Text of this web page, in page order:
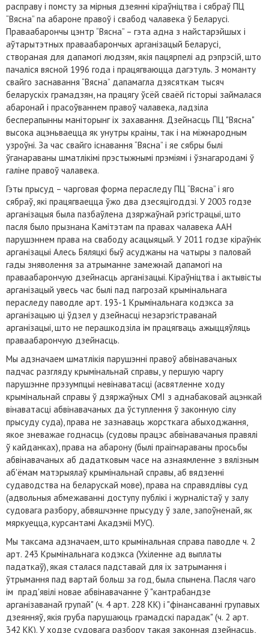
расправу і помсту за мірныя дзеянні кіраўніцтва і сябраў ПЦ
“Вясна” па абароне правоў і свабод чалавека ў Беларусі.
Праваабарончы цэнтр “Вясна” – гэта адна з найстарэйшых і
аўтарытэтных праваабарончых арганізацый Беларусі,
створаная для дапамогі людзям, якія пацярпелі ад рэпрэсій, што
пачаліся вясной 1996 года і працягваюцца дагэтуль. З моманту
свайго заснавання “Вясна” дапамагла дзясяткам тысяч
беларускіх грамадзян, на працягу ўсёй сваёй гісторыі займалася
абаронай і прасоўваннем правоў чалавека, ладзіла
бесперапынны маніторынг іх захавання. Дзейнасць ПЦ "Вясна"
высока ацэньваецца як унутры краіны, так і на міжнародным
узроўні. За час свайго існавання “Вясна” і яе сябры былі
ўганараваны шматлікімі прэстыжнымі прэміямі і ўзнагародамі ў
галіне правоў чалавека.
Гэты прысуд – чарговая форма пераследу ПЦ “Вясна” і яго
сябраў, які працягваецца ўжо два дзесяцігоддзі. У 2003 годзе
арганізацыя была пазбаўлена дзяржаўнай рэгістрацыі, што
пасля было прызнана Камітэтам па правах чалавека ААН
парушэннем права на свабоду асацыяцый. У 2011 годзе кіраўнік
арганізацыі Алесь Бяляцкі быў асуджаны на чатыры з паловай
гады зняволення за атрыманне замежнай дапамогі на
праваабарончую дзейнасць арганізацыі. Кіраўніцтва і актывісты
арганізацый увесь час былі пад пагрозай крымінальнага
пераследу паводле арт. 193-1 Крымінальнага кодэкса за
арганізацыю ці ўдзел у дзейнасці незарэгістраванай
арганізацыі, што не перашкодзіла ім працягваць ажыццяўляць
праваабарончую дзейнасць.
Мы адзначаем шматлікія парушэнні правоў абвінавачаных
падчас разгляду крымінальнай справы, у першую чаргу
парушэнне прэзумпцыі невінаватасці (асвятленне ходу
крымінальнай справы ў дзяржаўных СМІ з аднабаковай ацэнкай
вінаватасці абвінавачаных да ўступлення ў законную сілу
прысуду суда), права не зазнаваць жорсткага абыходжання,
якое зневажае годнасць (судовы працэс абвінавачаныя правялі
ў кайданках), права на абарону (былі праігнараваны просьбы
абвінавачаных аб дадатковым часе на азнаямленне з вялізным
аб'ёмам матэрыялаў крымінальнай справы, аб вядзенні
судаводства на беларускай мове), права на справядлівы суд
(адвольныя абмежаванні доступу публікі і журналістаў у залу
судовага разбору, абвяшчэнне прысуду ў зале, запоўненай, як
мяркуецца, курсантамі Акадэміі МУС).
Мы таксама адзначаем, што крымінальная справа паводле ч. 2
арт. 243 Крымінальнага кодэкса (Ухіленне ад выплаты
падаткаў), якая сталася падставай для іх затрымання і
ўтрымання пад вартай больш за год, была спынена. Пасля чаго
ім прад'явілі новае абвінавачанне ў "кантрабандзе
арганізаванай групай" (ч. 4 арт. 228 КК) і "фінансаванні групавых
дзеянняў, якія груба парушаюць грамадскі парадак" (ч. 2 арт.
342 КК). У ходзе судовага разбору такая законная дзейнасць,